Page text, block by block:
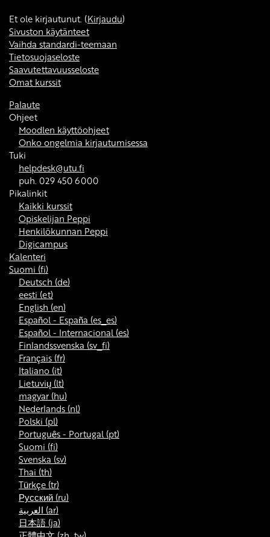
Et ole kirjautunut. (Kirjaudu)
Sivuston käytänteet
Vaihda standardi-teemaan
Tietosuojaseloste
Saavutettavuusseloste
Omat kurssit
Palaute
Ohjeet
Moodlen käyttöohjeet
Onko ongelmia kirjautumisessa
Tuki
helpdesk@utu.fi
puh. 029 450 6000
Pikalinkit
Kaikki kurssit
Opiskelijan Peppi
Henkilökunnan Peppi
Digicampus
Kalenteri
Suomi ‎(fi)‎
Deutsch ‎(de)‎
eesti ‎(et)‎
English ‎(en)‎
Español - España ‎(es_es)‎
Español - Internacional ‎(es)‎
Finlandssvenska ‎(sv_fi)‎
Français ‎(fr)‎
Italiano ‎(it)‎
Lietuvių ‎(lt)‎
magyar ‎(hu)‎
Nederlands ‎(nl)‎
Polski ‎(pl)‎
Português - Portugal ‎(pt)‎
Suomi ‎(fi)‎
Svenska ‎(sv)‎
Thai ‎(th)‎
Türkçe ‎(tr)‎
Русский ‎(ru)‎
العربية ‎(ar)‎
日本語 ‎(ja)‎